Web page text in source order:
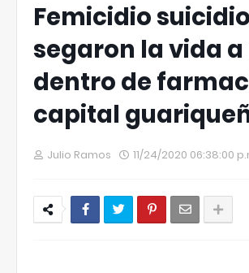
Femicidio
segaron la vida
dentro de
capital
Julio Ramos 11/24/2020 06:38:00